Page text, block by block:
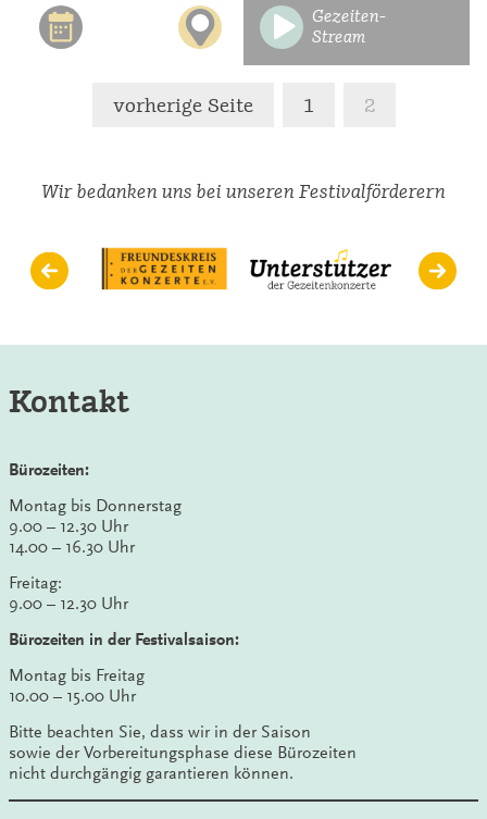
Gezeiten-
Stream
Beiträge
vorherige Seite 1 2
Wir bedanken uns bei unseren Festivalförderern
Kontakt
Bürozeiten:
Montag bis Donnerstag
9.00 – 12.30 Uhr
14.00 – 16.30 Uhr
Freitag:
9.00 – 12.30 Uhr
Bürozeiten in der Festivalsaison:
Montag bis Freitag
10.00 – 15.00 Uhr
Bitte beachten Sie, dass wir in der Saison
sowie der Vorbereitungsphase diese Bürozeiten
nicht durchgängig garantieren können.